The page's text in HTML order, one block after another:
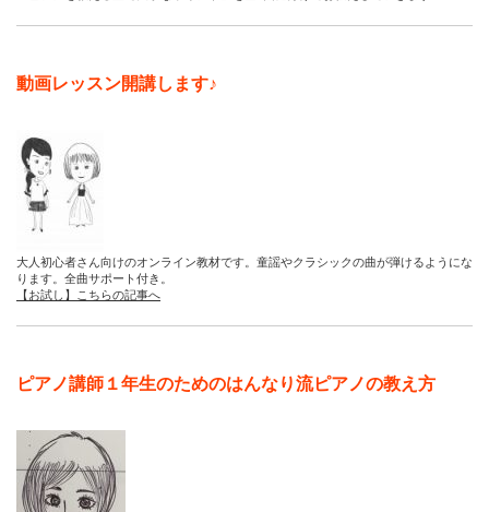
動画レッスン開講します♪
大人初心者さん向けのオンライン教材です。童謡やクラシックの曲が弾けるようにな
ります。全曲サポート付き。
【お試し】こちらの記事へ
ピアノ講師１年生のためのはんなり流ピアノの教え方